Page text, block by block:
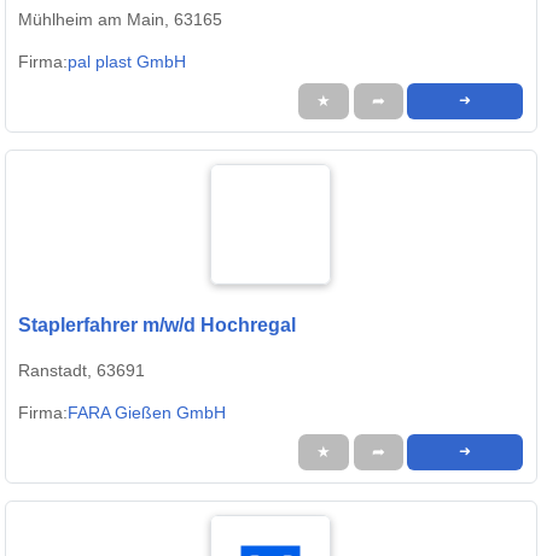
Mühlheim am Main, 63165
Firma:pal plast GmbH
★ ➦ ➜
Staplerfahrer m/w/d Hochregal
Ranstadt, 63691
Firma:FARA Gießen GmbH
★ ➦ ➜